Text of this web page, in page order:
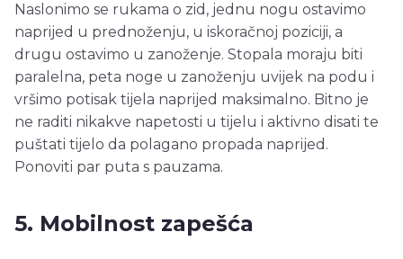
Naslonimo se rukama o zid, jednu nogu ostavimo
naprijed u prednoženju, u iskoračnoj poziciji, a
drugu ostavimo u zanoženje. Stopala moraju biti
paralelna, peta noge u zanoženju uvijek na podu i
vršimo potisak tijela naprijed maksimalno. Bitno je
ne raditi nikakve napetosti u tijelu i aktivno disati te
puštati tijelo da polagano propada naprijed.
Ponoviti par puta s pauzama.
5. Mobilnost zapešća